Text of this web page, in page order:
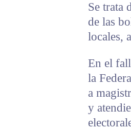
Se trata
de las
locales,
En el
la
a
y